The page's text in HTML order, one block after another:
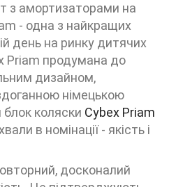
з амортизаторами на
- одна з найкращих
день на ринку дитячих
Priam продумана до
дизайном,
німецькою
коляски Cybex Priam
в номінації - якість і
досконалий